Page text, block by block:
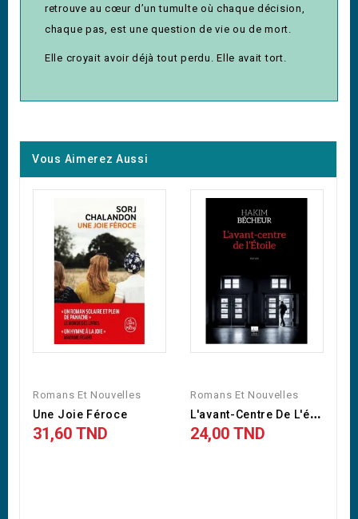
retrouve au cœur d’un tumulte où chaque décision,
chaque pas, est une question de vie ou de mort.
Elle croyait avoir déjà tout perdu. Elle avait tort.
Vous Aimerez Aussi
Romans Et Nouvelles
Une Joie Féroce
31,60 TND
Romans Et Nouvelles
L
'avant-Centre De L'étoile
24,00 TND